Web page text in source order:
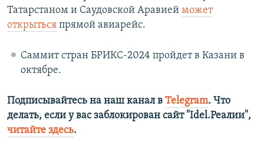
Татарстаном и Саудовской Аравией может
открыться прямой авиарейс.
Саммит стран БРИКС-2024 пройдет в Казани в
октябре.
Подписывайтесь на наш канал в Telegram. Что
делать, если у вас заблокирован сайт "Idel.Реалии",
читайте здесь.